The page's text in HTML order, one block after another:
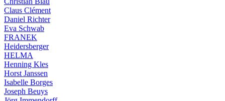
Claus Clément
Daniel Richter
Eva Schwab
FRANEK
Heidersberger
HELMA
Henning Kles
Horst Janssen
Isabelle Borges
Joseph Beuys